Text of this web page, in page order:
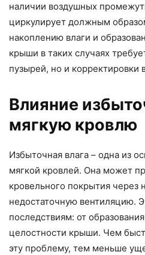
наличии воздушных
циркулирует должным
накоплению влаги и
крыши в таких случаях
пузырей, но и корректировки
Влияние
мягкую кровлю
Избыточная влага – одна из
мягкой кровлей. Она может
кровельного покрытия через
недостаточную вентиляцию.
последствиям: от
целостности крыши. Чем
эту проблему, тем меньше